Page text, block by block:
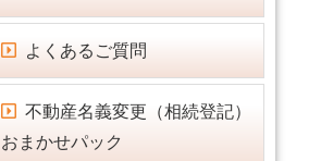
よくあるご質問
不動産名義変更（相続登記）
おまかせパック